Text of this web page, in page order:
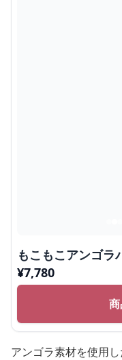
もこもこアンゴラ
¥7,780
アンゴラ素材を使用